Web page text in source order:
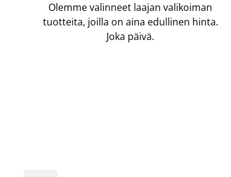
Olemme valinneet laajan valikoiman
tuotteita, joilla on aina edullinen hinta.
Joka päivä.